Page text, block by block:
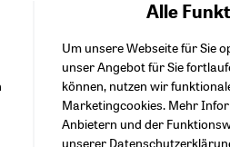
Israels führte, gilt in
Community zerbricht, wird offen
Alle
Um unsere Webseite für Sie
unser Angebot für Sie
können, nutzen wir
Marketingcookies. Mehr
Anbietern und der
unserer
Facebook Embed /
Twitter Embed
Instagram Embed
Youtube Embed
Google Maps Embed